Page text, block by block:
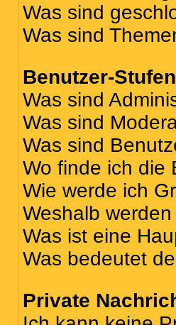
Was sind
Was sind
Benutzer-
Was sind
Was sind
Was sind
Wo finde ich die
Wie werde ich
Weshalb
Was ist eine
Was bedeutet
Private